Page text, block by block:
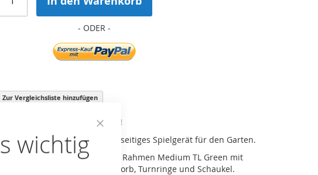
Cookie
wichtig
Zur Vergleichsliste hinzufügen
Jetzt neu in Grüner Farbe!
BERG PlayBase ist ein vielseitiges Spielgerät für den Garten.
Es handelt sich um einen Rahmen Medium TL Green mit
Kletterwand, Basketball Korb, Turnringe und Schaukel.